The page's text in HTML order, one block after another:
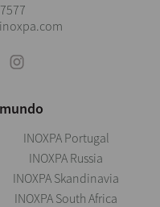
INOXPA Portugal
INOXPA Russia
INOXPA Skandinavia
INOXPA South Africa